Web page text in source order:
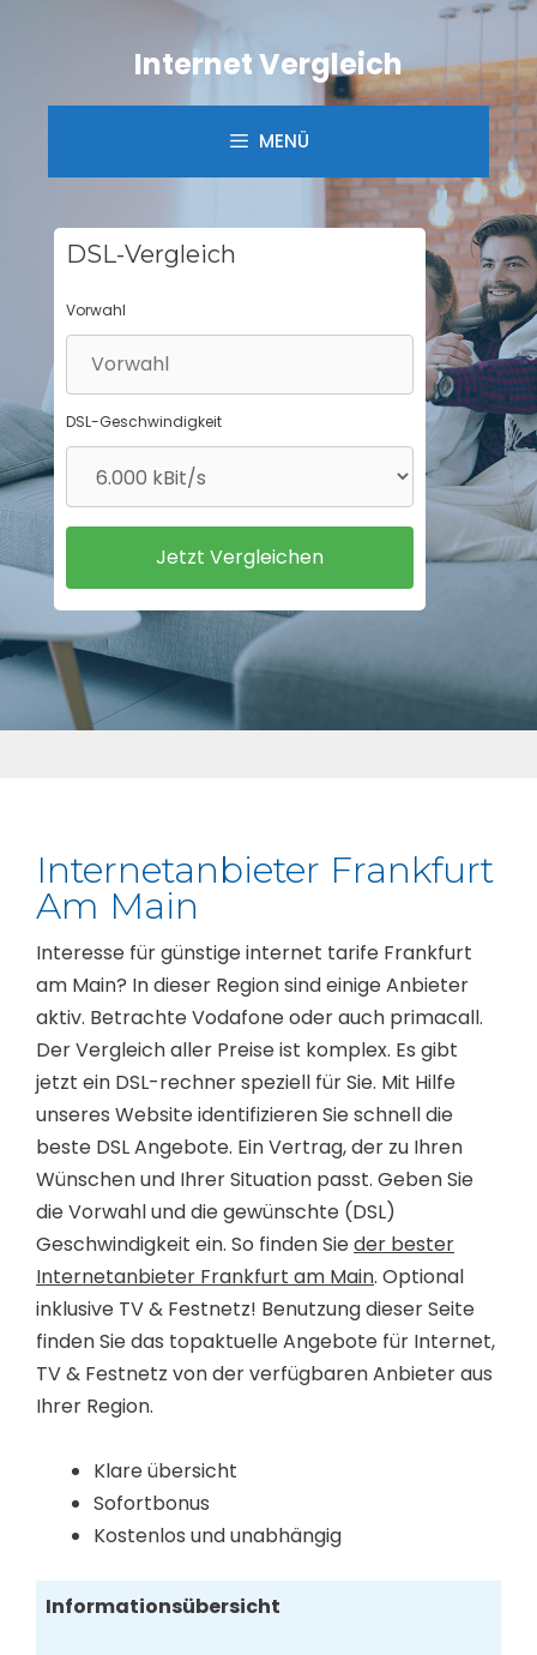
Internet Vergleich
MENÜ
DSL-Vergleich
Vorwahl
DSL-Geschwindigkeit
Internetanbieter Frankfurt
Am Main
Interesse für günstige internet tarife Frankfurt
am Main? In dieser Region sind einige Anbieter
aktiv. Betrachte Vodafone oder auch primacall.
Der Vergleich aller Preise ist komplex. Es gibt
jetzt ein DSL-rechner speziell für Sie. Mit Hilfe
unseres Website identifizieren Sie schnell die
beste DSL Angebote. Ein Vertrag, der zu Ihren
Wünschen und Ihrer Situation passt. Geben Sie
die Vorwahl und die gewünschte (DSL)
Geschwindigkeit ein. So finden Sieder bester
Internetanbieter Frankfurt am Main. Optional
inklusive TV & Festnetz! Benutzung dieser Seite
finden Sie das topaktuelle Angebote für Internet,
TV & Festnetz von der verfügbaren Anbieter aus
Ihrer Region.
Klare übersicht
Sofortbonus
Kostenlos und unabhängig
Informationsübersicht